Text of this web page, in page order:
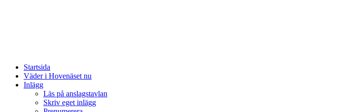
Startsida
Väder i Hovenäset nu
Inlägg
Läs på anslagstavlan
Skriv eget inlägg